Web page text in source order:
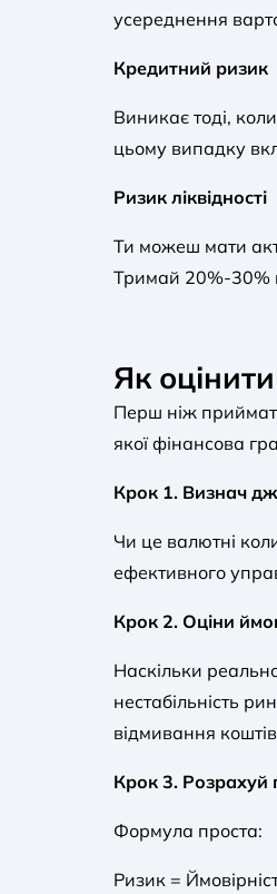
усереднення
Кредитний ризик
Виникає тоді,
цьому випадку
Ризик ліквідності
Ти можеш мати
Тримай 20%-30%
Як
Перш ніж
якої фінансова
Крок 1. Визнач
Чи це валютні
ефективного
Крок 2. Оціни
Наскільки
нестабільність
відмивання
Крок 3. Розрахуй
Формула проста:
Ризик =